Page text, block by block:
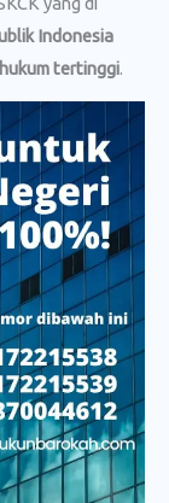
Indonesia
tertinggi.